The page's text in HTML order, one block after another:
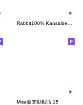
Misa耍笨動動貼 15